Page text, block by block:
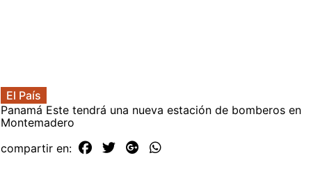
El País
Panamá Este tendrá una nueva estación de bomberos en
Montemadero
compartir en: